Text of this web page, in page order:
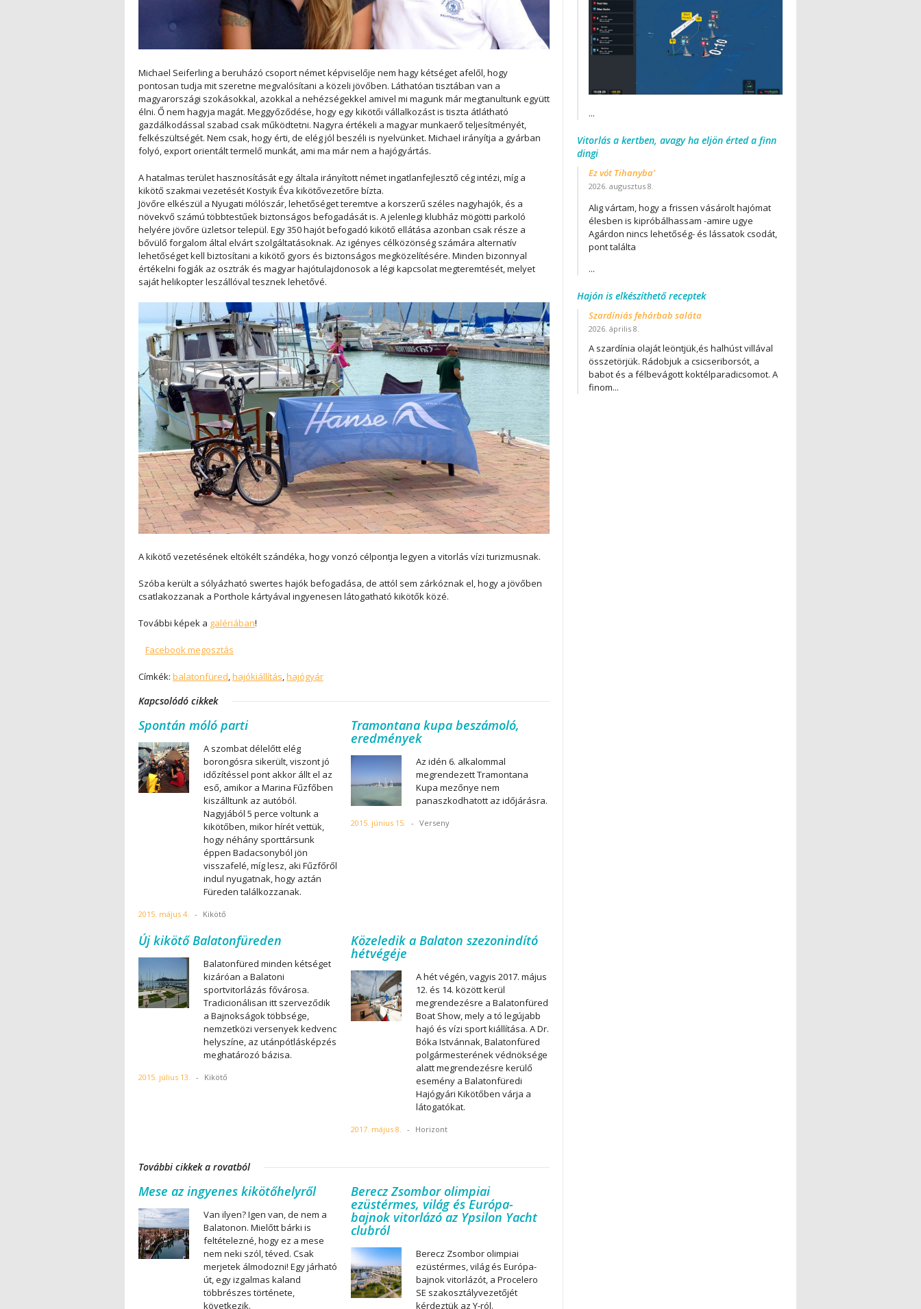
Michael Seiferling a beruházó csoport német képviselője nem hagy kétséget afelől, hogy
pontosan tudja mit szeretne megvalósítani a közeli jövőben. Láthatóan tisztában van a
magyarországi szokásokkal, azokkal a nehézségekkel amivel mi magunk már megtanultunk együtt
élni. Ő nem hagyja magát. Meggyőződése, hogy egy kikötői vállalkozást is tiszta átlátható
gazdálkodással szabad csak működtetni. Nagyra értékeli a magyar munkaerő teljesítményét,
felkészültségét. Nem csak, hogy érti, de elég jól beszéli is nyelvünket. Michael irányítja a gyárban
folyó, export orientált termelő munkát, ami ma már nem a hajógyártás.
A hatalmas terület hasznosítását egy általa irányított német ingatlanfejlesztő cég intézi, míg a
kikötő szakmai vezetését Kostyik Éva kikötővezetőre bízta.
Jövőre elkészül a Nyugati mólószár, lehetőséget teremtve a korszerű széles nagyhajók, és a
növekvő számú többtestűek biztonságos befogadását is. A jelenlegi klubház mögötti parkoló
helyére jövőre üzletsor települ. Egy 350 hajót befogadó kikötő ellátása azonban csak része a
bővülő forgalom által elvárt szolgáltatásoknak. Az igényes célközönség számára alternatív
lehetőséget kell biztosítani a kikötő gyors és biztonságos megközelítésére. Minden bizonnyal
értékelni fogják az osztrák és magyar hajótulajdonosok a légi kapcsolat megteremtését, melyet
saját helikopter leszállóval tesznek lehetővé.
A kikötő vezetésének eltökélt szándéka, hogy vonzó célpontja legyen a vitorlás vízi turizmusnak.
Szóba került a sólyázható swertes hajók befogadása, de attól sem zárkóznak el, hogy a jövőben
csatlakozzanak a Porthole kártyával ingyenesen látogatható kikötők közé.
További képek a galériában!
Facebook megosztás
Címkék: balatonfüred hajókiállítás hajógyár
Kapcsolódó cikkek
Spontán móló parti
A szombat délelőtt elég
borongósra sikerült, viszont jó
időzítéssel pont akkor állt el az
eső, amikor a Marina Fűzfőben
kiszálltunk az autóból.
Nagyjából 5 perce voltunk a
kikötőben, mikor hírét vettük,
hogy néhány sporttársunk
éppen Badacsonyból jön
visszafelé, míg lesz, aki Fűzfőről
indul nyugatnak, hogy aztán
Füreden találkozzanak.
2015. május 4. - Kikötő
Tramontana kupa beszámoló,
eredmények
Az idén 6. alkalommal
megrendezett Tramontana
Kupa mezőnye nem
panaszkodhatott az időjárásra.
2015. június 15. - Verseny
Új kikötő Balatonfüreden
Balatonfüred minden kétséget
kizáróan a Balatoni
sportvitorlázás fővárosa.
Tradicionálisan itt szerveződik
a Bajnokságok többsége,
nemzetközi versenyek kedvenc
helyszíne, az utánpótlásképzés
meghatározó bázisa.
2015. július 13. - Kikötő
Közeledik a Balaton szezonindító
hétvégéje
A hét végén, vagyis 2017. május
12. és 14. között kerül
megrendezésre a Balatonfüred
Boat Show, mely a tó legújabb
hajó és vízi sport kiállítása. A Dr.
Bóka Istvánnak, Balatonfüred
polgármesterének védnöksége
alatt megrendezésre kerülő
esemény a Balatonfüredi
Hajógyári Kikötőben várja a
látogatókat.
2017. május 8. - Horizont
További cikkek a rovatból
Mese az ingyenes kikötőhelyről
Van ilyen? Igen van, de nem a
Balatonon. Mielőtt bárki is
feltételezné, hogy ez a mese
nem neki szól, téved. Csak
merjetek álmodozni! Egy járható
út, egy izgalmas kaland
többrészes története,
következik.
Berecz Zsombor olimpiai
ezüstérmes, világ és Európa-
bajnok vitorlázó az Ypsilon Yacht
clubról
Berecz Zsombor olimpiai
ezüstérmes, világ és Európa-
bajnok vitorlázót, a Procelero
SE szakosztályvezetőjét
kérdeztük az Y-ról.
...
Vitorlás a kertben, avagy ha eljön érted a finn
dingi
Ez vót Tihanyba'
2026. augusztus 8.
Alig vártam, hogy a frissen vásárolt hajómat
élesben is kipróbálhassam -amire ugye
Agárdon nincs lehetőség- és lássatok csodát,
pont találta
...
Hajón is elkészíthető receptek
Szardíniás fehárbab saláta
2026. április 8.
A szardínia olaját leöntjük,és halhúst villával
összetörjük. Rádobjuk a csicseriborsót, a
babot és a félbevágott koktélparadicsomot. A
finom...